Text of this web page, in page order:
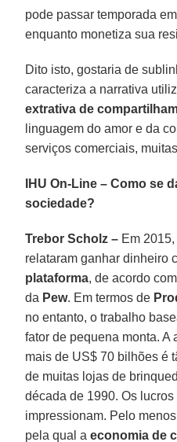
pode passar temporada
enquanto monetiza sua
Dito isto, gostaria de
caracteriza a narrativa
extrativa de
linguagem do amor e da
serviços comerciais,
IHU On-Line – Como se
sociedade?
Trebor Scholz – Em
relataram ganhar dinheiro
plataforma, de acordo
da Pew. Em termos de
no entanto, o trabalho
fator de pequena monta. A
mais de US$ 70 bilhões é
de muitas lojas de
década de 1990. Os
impressionam. Pelo
pela qual aeconomia de